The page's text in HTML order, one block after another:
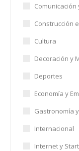
Construcción
Cultura
Decoración y
Deportes
Economía y
Gastronomía
Internacional
Internet y